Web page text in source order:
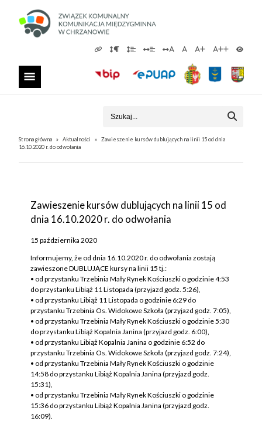
Strona główna Aktualności
Zawieszenie kursów dublujących na linii 15 od dnia
16.10.2020 r. do odwołania
Zawieszenie kursów dublujących na linii 15 od
dnia 16.10.2020 r. do odwołania
15 października 2020
Informujemy, że od dnia 16.10.2020 r. do odwołania zostają
zawieszone DUBLUJĄCE kursy na linii 15 tj.:
• od przystanku Trzebinia Mały Rynek Kościuszki o godzinie 4:53
do przystanku Libiąż 11 Listopada (przyjazd godz. 5:26),
• od przystanku Libiąż 11 Listopada o godzinie 6:29 do
przystanku Trzebinia Os. Widokowe Szkoła (przyjazd godz. 7:05),
• od przystanku Trzebinia Mały Rynek Kościuszki o godzinie 5:30
do przystanku Libiąż Kopalnia Janina (przyjazd godz. 6:00),
• od przystanku Libiąż Kopalnia Janina o godzinie 6:52 do
przystanku Trzebinia Os. Widokowe Szkoła (przyjazd godz. 7:24),
• od przystanku Trzebinia Mały Rynek Kościuszki o godzinie
14:58 do przystanku Libiąż Kopalnia Janina (przyjazd godz.
15:31),
• od przystanku Trzebinia Mały Rynek Kościuszki o godzinie
15:36 do przystanku Libiąż Kopalnia Janina (przyjazd godz.
16:09).